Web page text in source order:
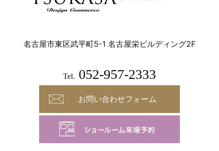
名古屋市東区武平町5-1 名古屋栄ビルディング2F
Tel. 052-957-2333
お問い合わせフォーム